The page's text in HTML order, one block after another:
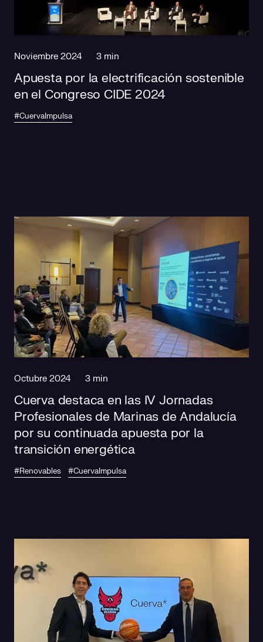
Responsabilidad social
Comercialización
Casos de éxito
Media
Noviembre 2024 3 min
Apuesta por la electrificación sostenible
en el Congreso CIDE 2024
#CuervaImpulsa
Octubre 2024 3 min
Cuerva destaca en las IV Jornadas
Profesionales de Marinas de Andalucía
por su continuada apuesta por la
transición energética
#Renovables #CuervaImpulsa